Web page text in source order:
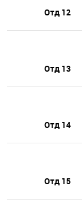
Отд 12
Отд 13
Отд 14
Отд 15